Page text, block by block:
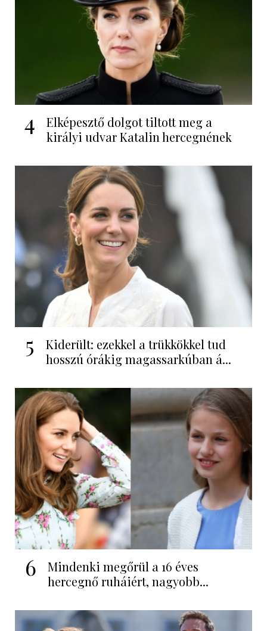
4
Elképesztő dolgot tiltott meg a
királyi udvar Katalin hercegnének
5
Kiderült: ezekkel a trükkökkel tud
hosszú órákig magassarkúban á...
6
Mindenki megőrül a 16 éves
hercegnő ruháiért, nagyobb...